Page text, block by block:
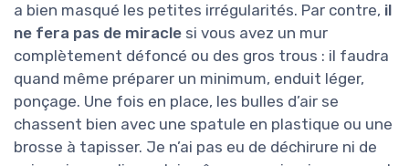
a bien masqué les petites irrégularités. Par contre, il
ne fera pas de miracle si vous avez un mur
complètement défoncé ou des gros trous : il faudra
quand même préparer un minimum, enduit léger,
ponçage. Une fois en place, les bulles d’air se
chassent bien avec une spatule en plastique ou une
brosse à tapisser. Je n’ai pas eu de déchirure ni de